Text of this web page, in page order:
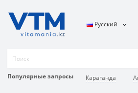
Популярные запросы Караганда
Русский